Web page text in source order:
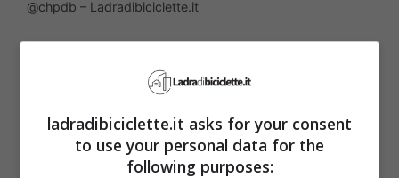
@chpdb – Ladradibiciclette.it
fenomeno naturale unico al mondo
ha catturato l’immaginazione degli
esploratori e degli scienziati per secoli. Ma
ladradibiciclette.it asks for your consent
to use your personal data for the
following purposes: